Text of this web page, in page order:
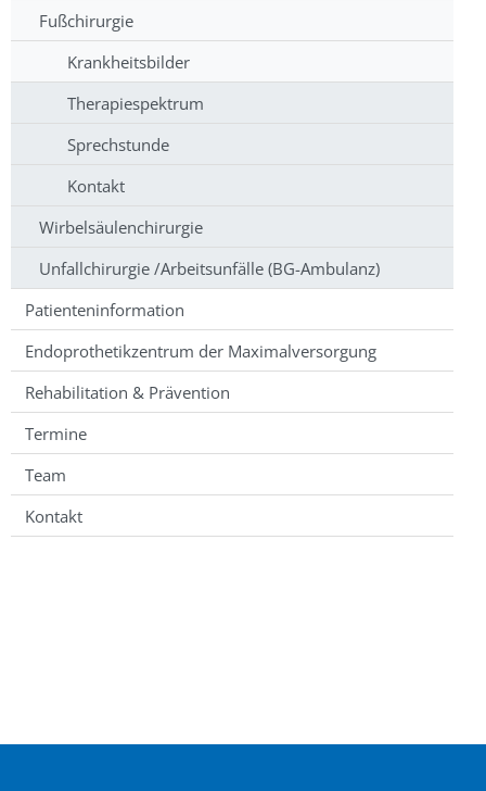
Fußchirurgie
Krankheitsbilder
Therapiespektrum
Sprechstunde
Kontakt
Wirbelsäulenchirurgie
Unfallchirurgie /Arbeitsunfälle (BG-Ambulanz)
Patienteninformation
Endoprothetikzentrum der Maximalversorgung
Rehabilitation & Prävention
Termine
Team
Kontakt